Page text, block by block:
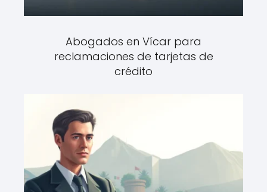
Abogados en Vícar para
reclamaciones de tarjetas de
crédito